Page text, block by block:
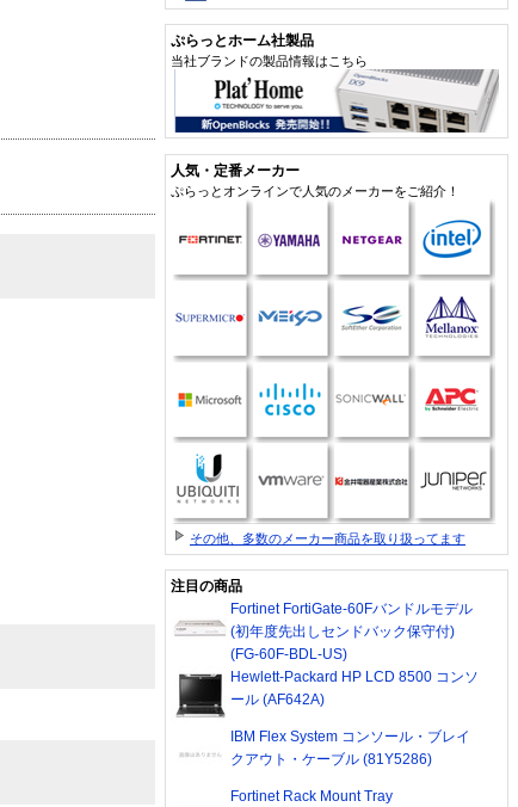
ぷらっとホーム社製品
当社ブランドの製品情報はこちら
人気・定番メーカー
ぷらっとオンラインで人気のメーカーをご紹介！
その他、多数のメーカー商品を取り扱ってます
注目の商品
Fortinet FortiGate-60Fバンドルモデル
(初年度先出しセンドバック保守付)
(FG-60F-BDL-US)
Hewlett-Packard HP LCD 8500 コンソ
ール (AF642A)
IBM Flex System コンソール・ブレイ
クアウト・ケーブル (81Y5286)
Fortinet Rack Mount Tray